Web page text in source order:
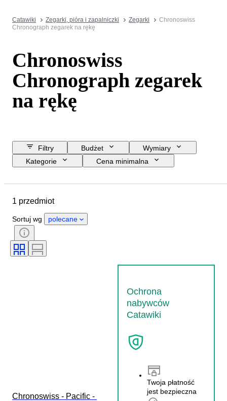
Catawiki Zegarki, pióra i zapalniczki Zegarki
Chronoswiss
Chronograph zegarek na rękę
Chronoswiss
Chronograph zegarek
na rękę
Filtry Budżet
Wymiary
Kategorie
Cena minimalna
Płeć
Mechanizm zegarka
Długość paska zegarka
Materiał paska do zegarka
Średnica koperty
1 przedmiot
Sortuj wg polecane
Chronoswiss - Pacific -
Ochrona
nabywców
Catawiki
Twoja płatność
jest bezpieczna